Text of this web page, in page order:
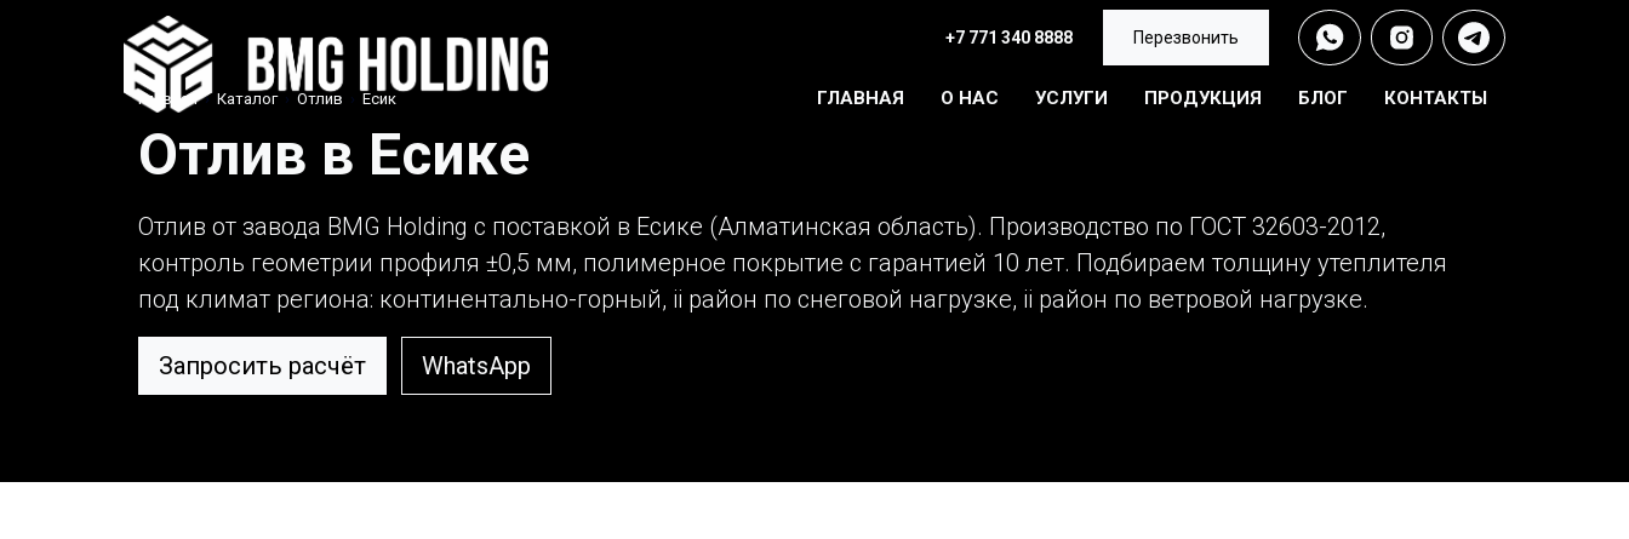
+7 771 340 8888 Перезвонить
ГЛАВНАЯ О НАС УСЛУГИ ПРОДУКЦИЯ БЛОГ КОНТАКТЫ
Главная › Каталог › Отлив › Есик
Отлив в Есике
Отлив от завода BMG Holding с поставкой в Есике (Алматинская область). Производство по ГОСТ 32603-2012,
контроль геометрии профиля ±0,5 мм, полимерное покрытие с гарантией 10 лет. Подбираем толщину утеплителя
под климат региона: континентально-горный, ii район по снеговой нагрузке, ii район по ветровой нагрузке.
Запросить расчёт WhatsApp